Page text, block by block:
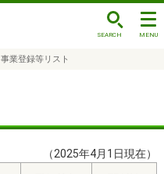
事業登録等リスト
（2025年4月1日現在）